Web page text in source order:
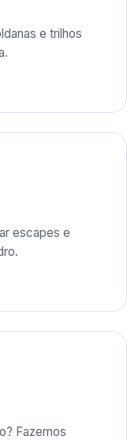
e trilhos
escapes e
Fazemos